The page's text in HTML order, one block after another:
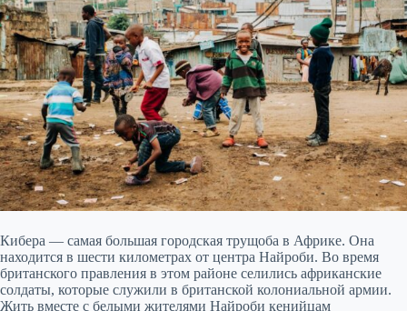
Кибера — самая большая городская трущоба в Африке. Она
находится в шести километрах от центра Найроби. Во время
британского правления в этом районе селились африканские
солдаты, которые служили в британской колониальной армии.
Жить вместе с белыми жителями Найроби кенийцам